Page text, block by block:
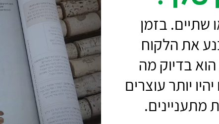
שתיים. בזמן
את הלקוח
בדיוק מה
יותר עוצרים
מתעניינים.